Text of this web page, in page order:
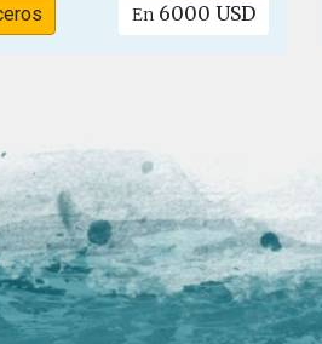
En 6000 USD